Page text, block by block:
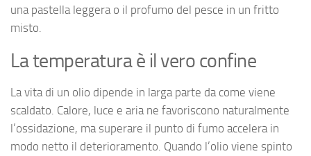
una pastella leggera o il profumo del pesce in un fritto
misto.
La temperatura è il vero confine
La vita di un olio dipende in larga parte da come viene
scaldato. Calore, luce e aria ne favoriscono naturalmente
l’ossidazione, ma superare il punto di fumo accelera in
modo netto il deterioramento. Quando l’olio viene spinto